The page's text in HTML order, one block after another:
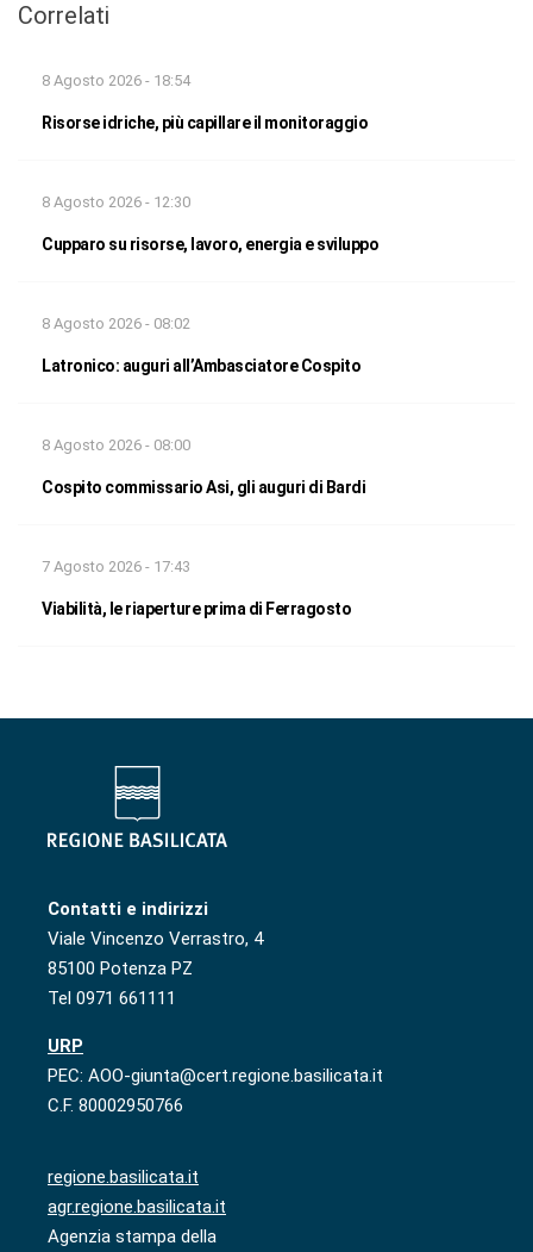
Correlati
8 Agosto 2026 - 18:54
Risorse idriche, più capillare il monitoraggio
8 Agosto 2026 - 12:30
Cupparo su risorse, lavoro, energia e sviluppo
8 Agosto 2026 - 08:02
Latronico: auguri all’Ambasciatore Cospito
8 Agosto 2026 - 08:00
Cospito commissario Asi, gli auguri di Bardi
7 Agosto 2026 - 17:43
Viabilità, le riaperture prima di Ferragosto
Contatti e indirizzi
Viale Vincenzo Verrastro, 4
85100 Potenza PZ
Tel 0971 661111
URP
PEC: AOO-giunta@cert.regione.basilicata.it
C.F. 80002950766
regione.basilicata.it
agr.regione.basilicata.it
Agenzia stampa della